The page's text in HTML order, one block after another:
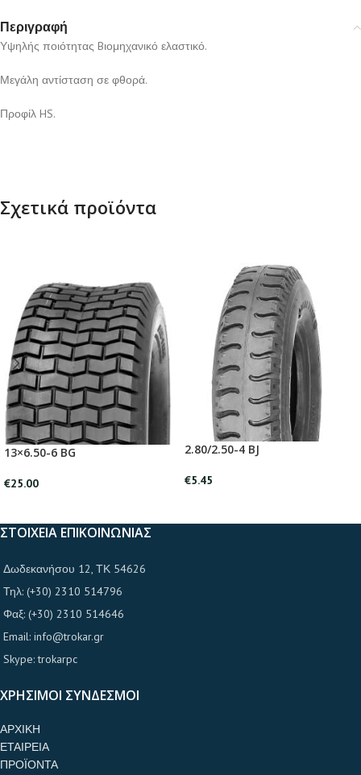
Περιγραφή
Υψηλής ποιότητας Bιομηχανικό ελαστικό.
Μεγάλη αντίσταση σε φθορά.
Προφίλ HS.
Σχετικά προϊόντα
13×6.50-6 BG
€25.00
2.80/2.50-4 BJ
€5.45
ΣΤΟΙΧΕΙΑ ΕΠΙΚΟΙΝΩΝΙΑΣ
Δωδεκανήσου 12, ΤΚ 54626
Τηλ: (+30) 2310 514796
Φαξ: (+30) 2310 514646
Email: info@trokar.gr
Skype: trokarpc
ΧΡΗΣΙΜΟΙ ΣΥΝΔΕΣΜΟΙ
ΑΡΧΙΚΗ
ΕΤΑΙΡΕΙΑ
ΠΡΟΪΟΝΤΑ